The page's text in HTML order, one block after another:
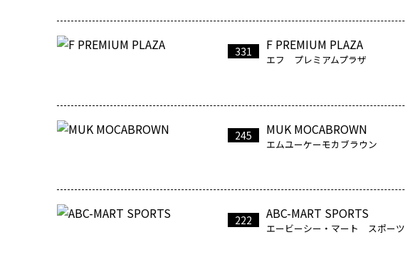
331 F PREMIUM PLAZA
エフ プレミアムプラザ
245 MUK MOCABROWN
エムユーケーモカブラウン
222 ABC-MART SPORTS
エービーシー・マート スポーツ